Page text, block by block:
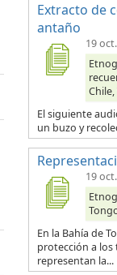
Extracto de
antaño
19
Chile,
El siguiente
un buzo y
19
En la Bahía de
protección a
representan la...